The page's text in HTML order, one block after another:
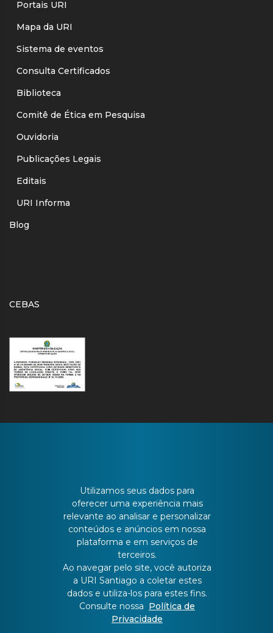
Portais URI
Mapa da URI
Sistema de eventos
Consulta Certificados
Biblioteca
Comitê de Ética em Pesquisa
Ouvidoria
Publicações Legais
Editais
URI Informa
Blog
CEBAS
Batista Bonoto Sobrinho, 733
55 3251-3151
atendimento@urisantiago.br
Utilizamos seus dados para
oferecer uma experiência mais
relevante ao analisar e personalizar
conteúdos e anúncios em nossa
plataforma e em serviços de
terceiros.
Ao navegar pelo site, você autoriza
a URI Santiago a coletar estes
dados e utiliza-los para estes fins.
Consulte nossa Política de
Privacidade